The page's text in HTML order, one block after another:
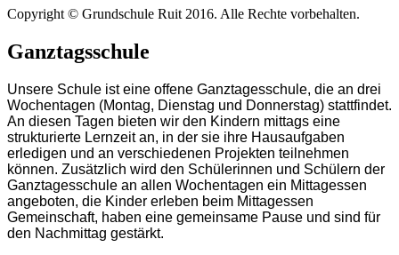
Copyright © Grundschule Ruit 2016. Alle Rechte vorbehalten.
Ganztagsschule
Unsere Schule ist eine offene Ganztagesschule, die an drei
Wochentagen (Montag, Dienstag und Donnerstag) stattfindet.
An diesen Tagen bieten wir den Kindern mittags eine
strukturierte Lernzeit an, in der sie ihre Hausaufgaben
erledigen und an verschiedenen Projekten teilnehmen
können. Zusätzlich wird den Schülerinnen und Schülern der
Ganztagesschule an allen Wochentagen ein Mittagessen
angeboten, die Kinder erleben beim Mittagessen
Gemeinschaft, haben eine gemeinsame Pause und sind für
den Nachmittag gestärkt.